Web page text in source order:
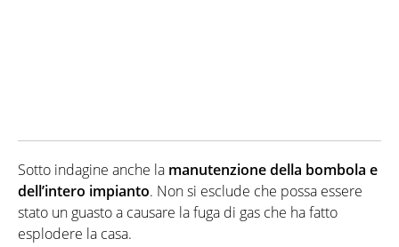
Sotto indagine anche la manutenzione della bombola e
dell’intero impianto. Non si esclude che possa essere
stato un guasto a causare la fuga di gas che ha fatto
esplodere la casa.